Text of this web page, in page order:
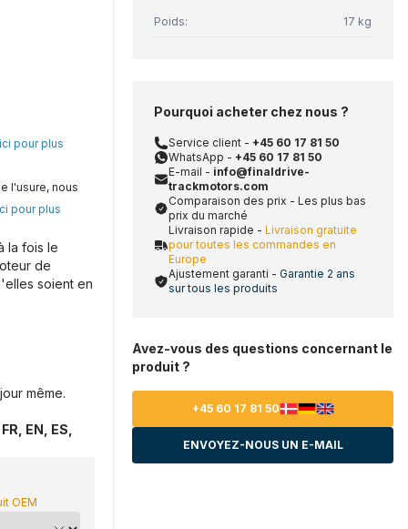
pour plus
l'usure, nous
pour plus
la fois le
de
soient en
même.
EN, ES,
OEM
Poids: 17 kg
Pourquoi acheter chez nous ?
Service client - +45 60 17 81 50
WhatsApp - +45 60 17 81 50
E-mail - info@finaldrive-
trackmotors.com
Comparaison des prix - Les plus bas
prix du marché
Livraison rapide - Livraison gratuite
pour toutes les commandes en
Europe
Ajustement garanti - Garantie 2 ans
sur tous les produits
Avez-vous des questions concernant le
produit ?
+45 60 17 81 50
ENVOYEZ-NOUS UN E-MAIL